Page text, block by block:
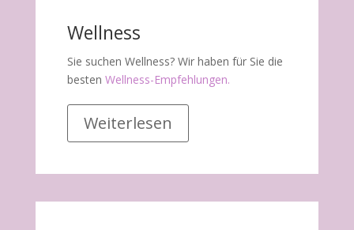
Wellness
Sie suchen Wellness? Wir haben für Sie die
besten Wellness-Empfehlungen.
Weiterlesen